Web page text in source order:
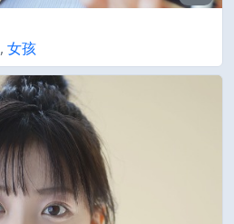
, 女孩